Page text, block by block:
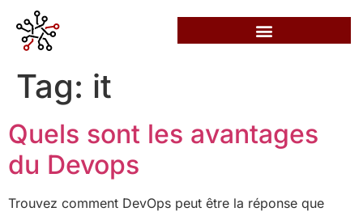
Tag: it
Quels sont les avantages
du Devops
Trouvez comment DevOps peut être la réponse que